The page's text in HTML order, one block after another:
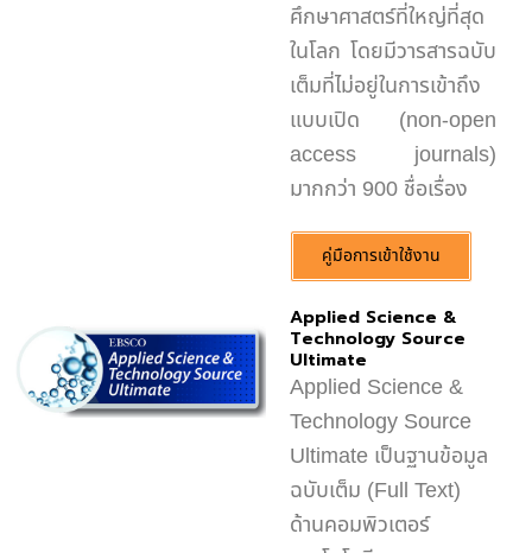
ศึกษาศาสตร์ที่ใหญ่ที่สุด
ในโลก โดยมีวารสารฉบับ
เต็มที่ไม่อยู่ในการเข้าถึง
แบบเปิด (non-open
access journals)
มากกว่า 900 ชื่อเรื่อง
คู่มือการเข้าใช้งาน
Applied Science &
Technology Source
Ultimate
Applied Science &
Technology Source
Ultimate เป็นฐานข้อมูล
ฉบับเต็ม (Full Text)
ด้านคอมพิวเตอร์